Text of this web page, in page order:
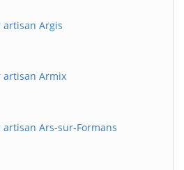
Argis
artisan Armix
Ars-sur-Formans